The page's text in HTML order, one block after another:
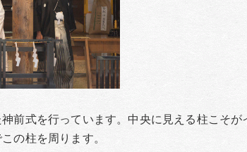
前式を行っています。中央に見える柱こそが
の柱を周ります。